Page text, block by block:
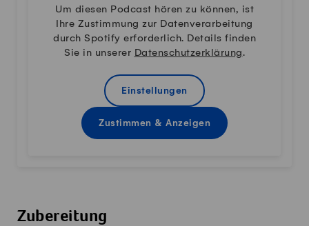
Um diesen Podcast hören zu können, ist
Ihre Zustimmung zur Datenverarbeitung
durch Spotify erforderlich. Details finden
Sie in unserer Datenschutzerklärung.
Einstellungen
Zustimmen & Anzeigen
Zubereitung